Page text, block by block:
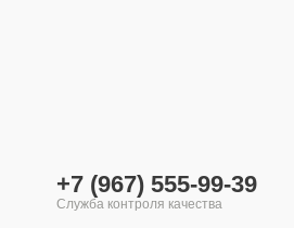
+7 (967) 555-99-39